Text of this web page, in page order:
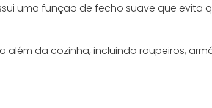
uma função de fecho suave que evita
da cozinha, incluindo roupeiros,